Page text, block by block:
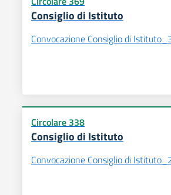
Consiglio di Istituto
Convocazione Consiglio di
Circolare 338
Consiglio di Istituto
Convocazione Consiglio di